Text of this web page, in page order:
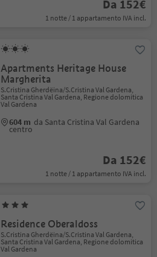
Da 152€
1 notte / 1 appartamento IVA incl.
Apartments Heritage House
Margherita
S.Cristina Gherdëina/S.Cristina Val Gardena,
Santa Cristina Val Gardena, Regione dolomitica
Val Gardena
604 m da Santa Cristina Val Gardena
centro
Da 152€
1 notte / 1 appartamento IVA incl.
Residence Oberaldoss
S.Cristina Gherdëina/S.Cristina Val Gardena,
Santa Cristina Val Gardena, Regione dolomitica
Val Gardena